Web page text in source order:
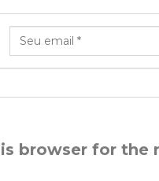
browser for